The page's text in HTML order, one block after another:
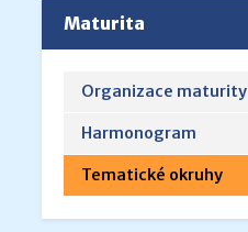
Maturita
Organizace maturity
Harmonogram
Tematické okruhy